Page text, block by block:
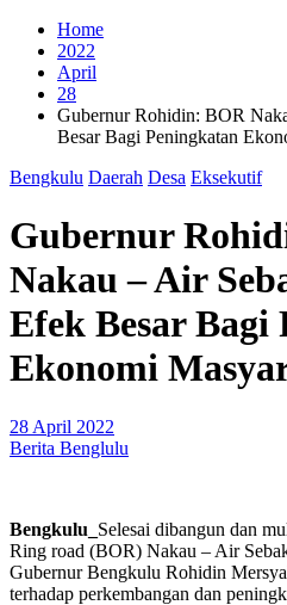
Home
2022
April
28
Gubernur Rohidin: BOR
Besar Bagi Peningkatan
Bengkulu Daerah Desa Eksekutif
Gubernur
Nakau – Air
Efek Besar Bagi
Ekonomi
28 April 2022
Berita Benglulu
Bengkulu_ Selesai dibangun dan
Ring road (BOR) Nakau – Air
Gubernur Bengkulu Rohidin
terhadap perkembangan dan